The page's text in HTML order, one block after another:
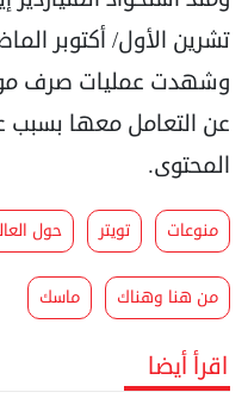
تشرين الأول/ أكتوبر
وشهدت عمليات صرف
عن التعامل معها
المحتوى.
منوعات تويتر حول
من هنا وهناك ماسك
اقرأ أيضا